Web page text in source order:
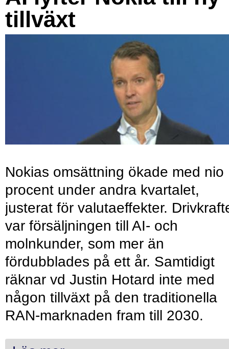
tillväxt
Nokias omsättning ökade med nio
procent under andra kvartalet,
justerat för valutaeffekter.
var försäljningen till AI- och
molnkunder, som mer än
fördubblades på ett år. Samtidigt
räknar vd Justin Hotard inte med
någon tillväxt på den traditionella
RAN-marknaden fram till 2030.